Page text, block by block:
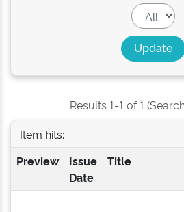
Results 1-1 of 1
Item hits:
Preview
Issue
Date
Title